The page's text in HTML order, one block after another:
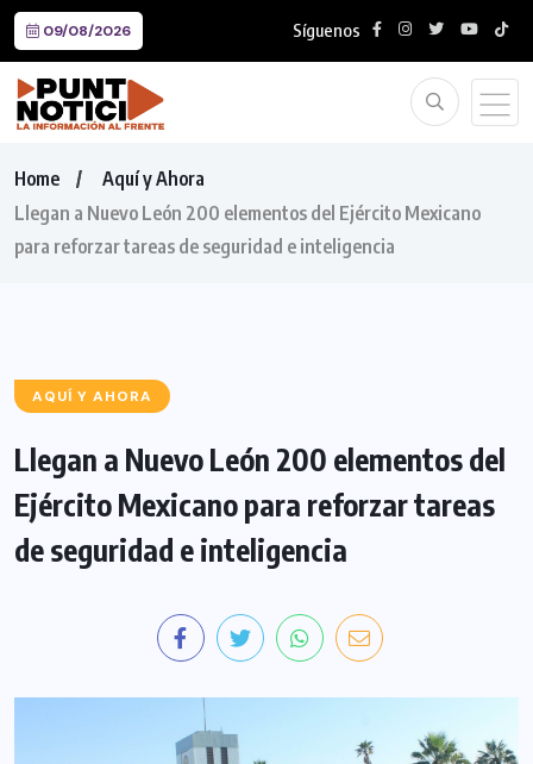
09/08/2026 Síguenos
Home
Aquí y Ahora
Llegan a Nuevo León 200 elementos del Ejército Mexicano
para reforzar tareas de seguridad e inteligencia
AQUÍ Y AHORA
Llegan a Nuevo León 200 elementos del
Ejército Mexicano para reforzar tareas
de seguridad e inteligencia